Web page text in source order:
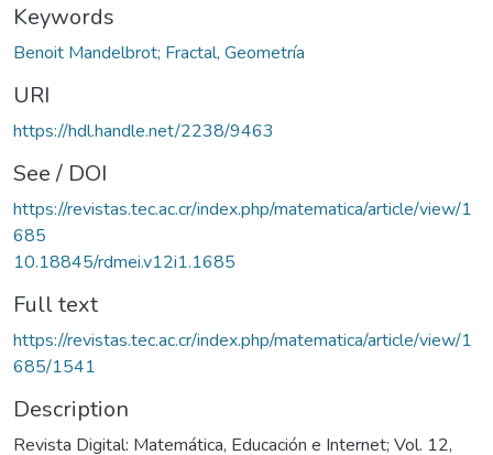
Keywords
Benoit Mandelbrot; Fractal, Geometría
URI
https://hdl.handle.net/2238/9463
See / DOI
https://revistas.tec.ac.cr/index.php/matematica/article/view/1
685
10.18845/rdmei.v12i1.1685
Full text
https://revistas.tec.ac.cr/index.php/matematica/article/view/1
685/1541
Description
Revista Digital: Matemática, Educación e Internet; Vol. 12,